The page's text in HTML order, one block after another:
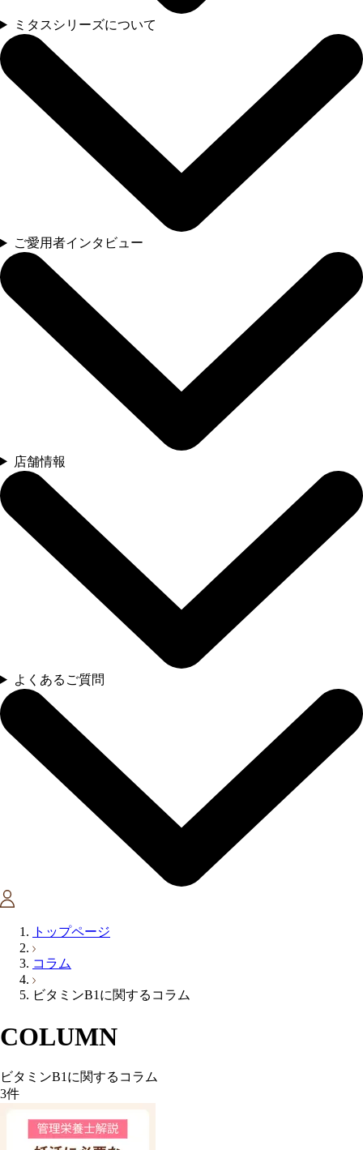
ミタスシリーズについて
ご愛用者インタビュー
店舗情報
よくあるご質問
トップページ
コラム
ビタミンB1に関するコラム
COLUMN
ビタミンB1に関するコラム
3件